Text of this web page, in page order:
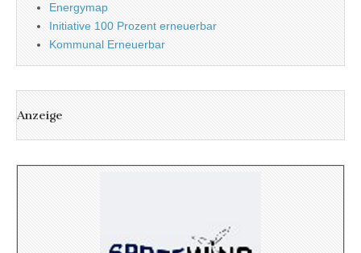
Energymap
Initiative 100 Prozent erneuerbar
Kommunal Erneuerbar
Anzeige